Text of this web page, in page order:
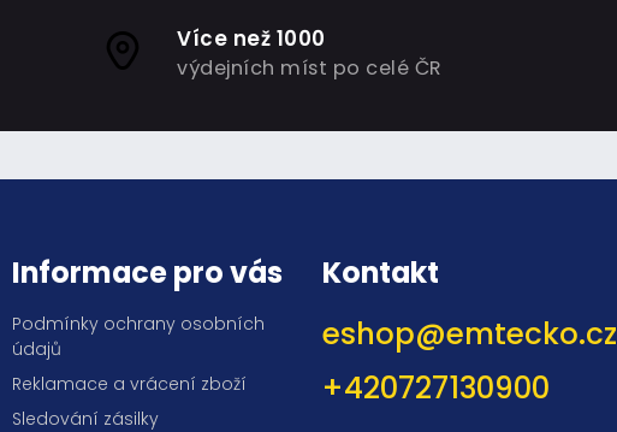
Více než 1000
výdejních míst po celé ČR
Informace pro vás
Podmínky ochrany osobních
údajů
Reklamace a vrácení zboží
Sledování zásilky
Kontakt
eshop@emtecko.cz
+420727130900